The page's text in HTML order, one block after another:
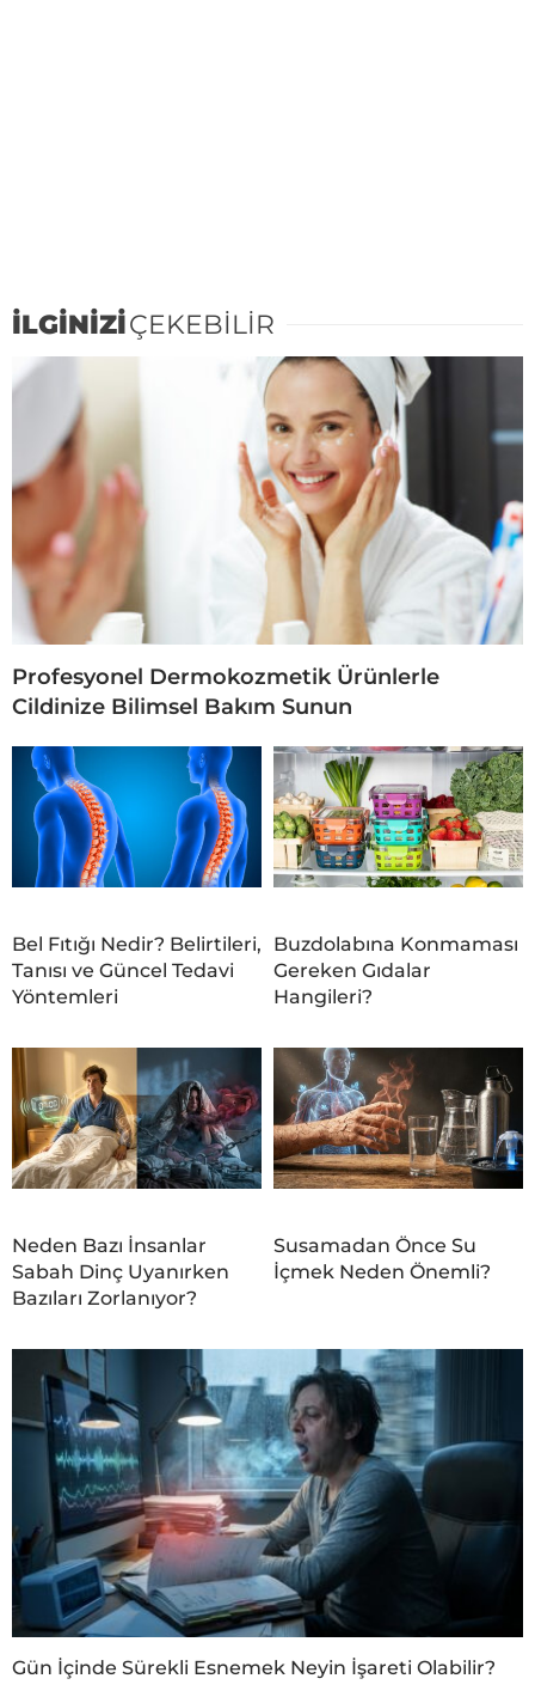
İLGİNİZİÇEKEBİLİR
Profesyonel Dermokozmetik Ürünlerle
Cildinize Bilimsel Bakım Sunun
Bel Fıtığı Nedir? Belirtileri,
Tanısı ve Güncel Tedavi
Yöntemleri
Buzdolabına Konmaması
Gereken Gıdalar
Hangileri?
Neden Bazı İnsanlar
Sabah Dinç Uyanırken
Bazıları Zorlanıyor?
Susamadan Önce Su
İçmek Neden Önemli?
Gün İçinde Sürekli Esnemek Neyin İşareti Olabilir?